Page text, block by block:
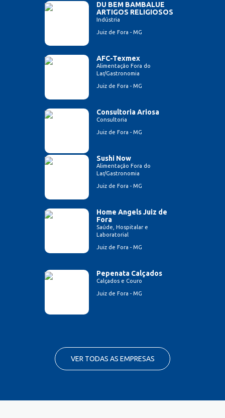
DU BEM BAMBALUE
ARTIGOS RELIGIOSOS
Indústria
Juiz de Fora - MG
AFC-Texmex
Alimentação Fora do
Lar/Gastronomia
Juiz de Fora - MG
Consultoria Ariosa
Consultoria
Juiz de Fora - MG
Sushi Now
Alimentação Fora do
Lar/Gastronomia
Juiz de Fora - MG
Home Angels Juiz de
Fora
Saúde, Hospitalar e
Laboratorial
Juiz de Fora - MG
Pepenata Calçados
Calçados e Couro
Juiz de Fora - MG
VER TODAS AS EMPRESAS